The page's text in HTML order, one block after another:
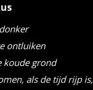
ontluiken
koude grond
als de tijd rijp is,